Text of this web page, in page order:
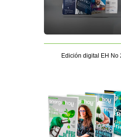
Edición digital EH No